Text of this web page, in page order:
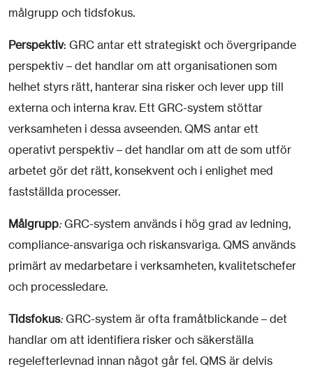
målgrupp och tidsfokus.
Perspektiv: GRC antar ett strategiskt och övergripande
perspektiv – det handlar om att organisationen som
helhet styrs rätt, hanterar sina risker och lever upp till
externa och interna krav. Ett GRC-system stöttar
verksamheten i dessa avseenden. QMS antar ett
operativt perspektiv – det handlar om att de som utför
arbetet gör det rätt, konsekvent och i enlighet med
fastställda processer.
Målgrupp:GRC-system används i hög grad av ledning,
compliance-ansvariga och riskansvariga. QMS används
primärt av medarbetare i verksamheten, kvalitetschefer
och processledare.
Tidsfokus:GRC-system är ofta framåtblickande – det
handlar om att identifiera risker och säkerställa
regelefterlevnad innan något går fel. QMS är delvis